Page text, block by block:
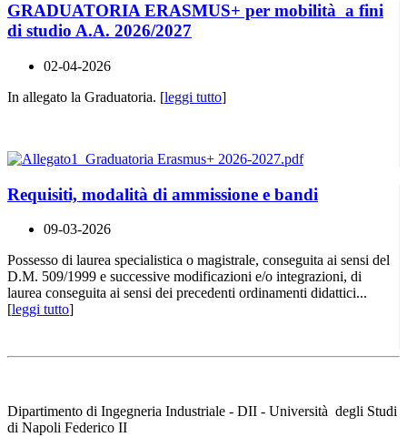
GRADUATORIA ERASMUS+ per mobilità a fini
di studio A.A. 2026/2027
02-04-2026
In allegato la Graduatoria. [leggi tutto]
Requisiti, modalità di ammissione e bandi
09-03-2026
Possesso di laurea specialistica o magistrale, conseguita ai sensi del
D.M. 509/1999 e successive modificazioni e/o integrazioni, di
laurea conseguita ai sensi dei precedenti ordinamenti didattici...
[leggi tutto]
Dipartimento di Ingegneria Industriale - DII - Università degli Studi
di Napoli Federico II